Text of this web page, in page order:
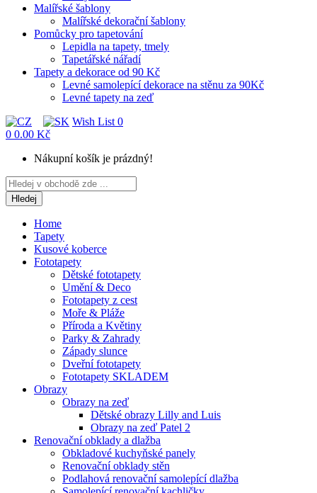
Malířské šablony
Malířské dekorační šablony
Pomůcky pro tapetování
Lepidla na tapety, tmely
Tapetářské nářadí
Tapety a dekorace od 90 Kč
Levné samolepící dekorace na stěnu za 90Kč
Levné tapety na zeď
Wish List 0
0 0.00 Kč
Nákupní košík je prázdný!
Hledej
Home
Tapety
Kusové koberce
Fototapety
Dětské fototapety
Umění & Deco
Fototapety z cest
Moře & Pláže
Příroda a Květiny
Parky & Zahrady
Západy slunce
Dveřní fototapety
Fototapety SKLADEM
Obrazy
Obrazy na zeď
Dětské obrazy Lilly and Luis
Obrazy na zeď Patel 2
Renovační obklady a dlažba
Obkladové kuchyňské panely
Renovační obklady stěn
Podlahová renovační samolepící dlažba